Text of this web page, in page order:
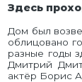
Здесь
Дом был
облицовано
разные годы
Дмитрий
актёр Борис